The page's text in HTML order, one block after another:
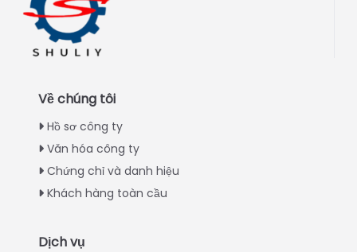
Về chúng tôi
Hồ sơ công ty
Văn hóa công ty
Chứng chỉ và danh hiệu
Khách hàng toàn cầu
Dịch vụ